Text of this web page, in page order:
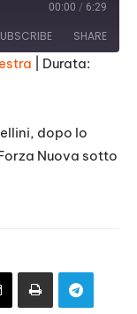
00:00 / 6:29
SHARE
Durata:
dopo lo
Nuova sotto